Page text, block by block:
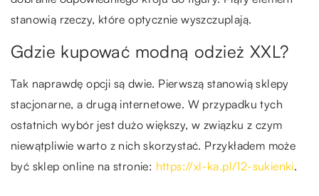
stanowią rzeczy, które optycznie wyszczuplają.
Gdzie kupować modną odzież XXL?
Tak naprawdę opcji są dwie. Pierwszą stanowią sklepy
stacjonarne, a drugą internetowe. W przypadku tych
ostatnich wybór jest dużo większy, w związku z czym
niewątpliwie warto z nich skorzystać. Przykładem może
być sklep online na stronie: https://xl-ka.pl/12-sukienki.